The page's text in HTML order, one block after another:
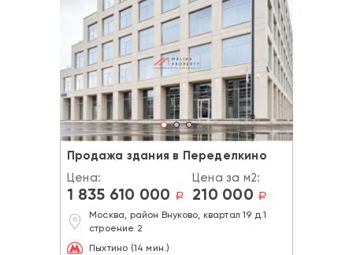
Продажа здания в Переделкино
Цена:
1 835 610 000 a
Цена за м2:
210 000 a
Москва, район Внуково, квартал 19 д.1
строение 2
Пыхтино (14 мин.)